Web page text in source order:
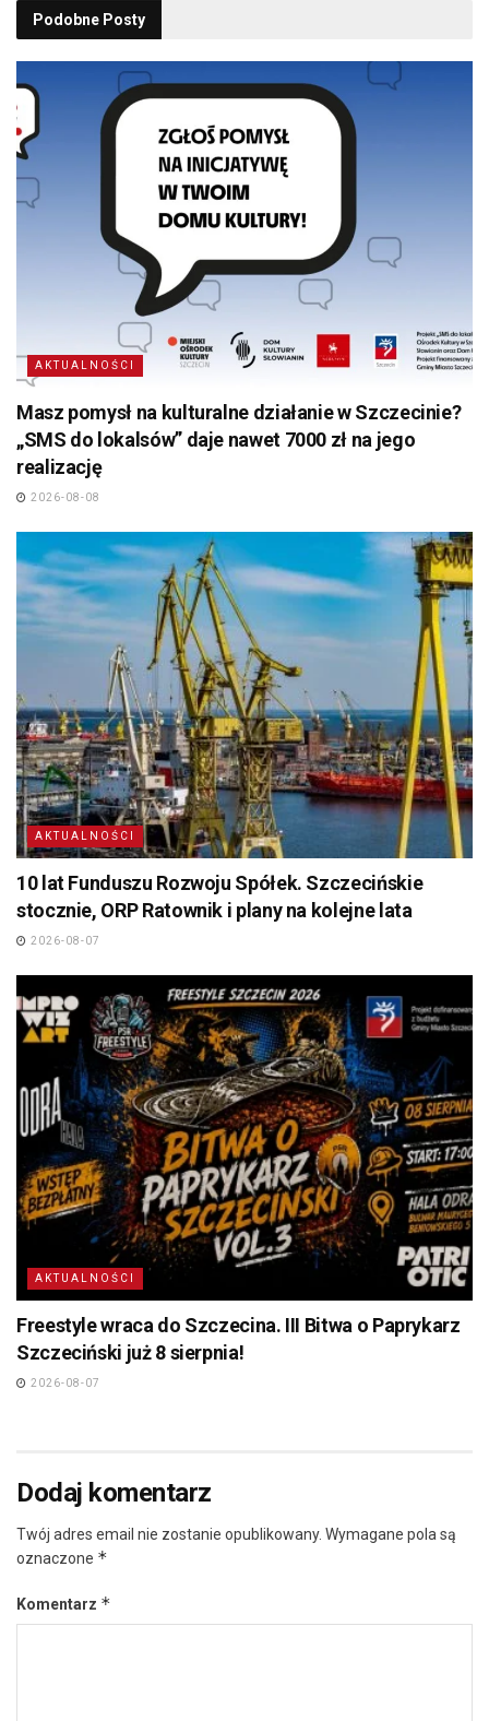
Podobne Posty
AKTUALNOŚCI
Masz pomysł na kulturalne działanie w Szczecinie?
„SMS do lokalsów” daje nawet 7000 zł na jego
realizację
2026-08-08
AKTUALNOŚCI
10 lat Funduszu Rozwoju Spółek. Szczecińskie
stocznie, ORP Ratownik i plany na kolejne lata
2026-08-07
AKTUALNOŚCI
Freestyle wraca do Szczecina. III Bitwa o Paprykarz
Szczeciński już 8 sierpnia!
2026-08-07
Dodaj komentarz
Twój adres email nie zostanie opublikowany. Wymagane pola są
oznaczone *
Komentarz *